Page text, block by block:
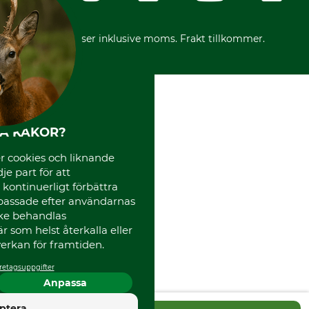
Reklamationer
Frakter
Varumärken
Mässor
Instagram TOS
Media
Code of Conduct
*Alla priser inklusive moms. Frakt tillkommer.
KAKOR?
cookies och liknande
part för att
kontinuerligt förbättra
efter användarnas
behandlas
som helst återkalla eller
för framtiden.
Anpassa